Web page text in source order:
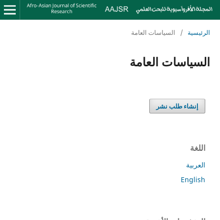
الرئيسية / السياسات العامة
السياسات العامة
إنشاء طلب نشر
اللغة
العربية
English